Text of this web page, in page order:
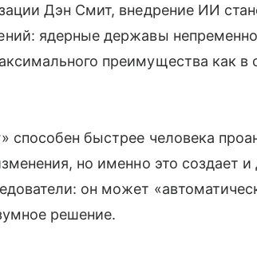
Дэн Смит, внедрение ИИ
ядерные державы непременно
преимущества как в
способен быстрее человека
но именно это создает
он может
решение.